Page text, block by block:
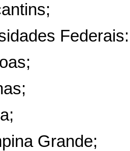
Federais:
Grande;